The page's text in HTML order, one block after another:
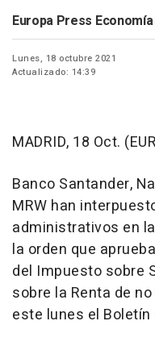
Europa Press
Lunes, 18 octubre 2021
Actualizado: 14:39
MADRID, 18 Oct.
Banco Santander,
MRW han
administrativos en
la orden que
del Impuesto sobre
sobre la Renta de
este lunes el Boletín